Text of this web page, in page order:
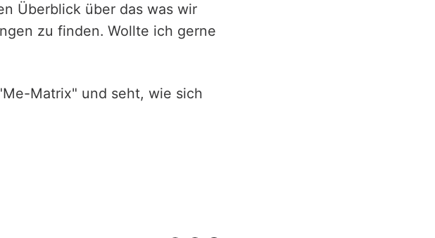
Überblick über das was wir
zu finden. Wollte ich gerne
Matrix" und seht, wie sich